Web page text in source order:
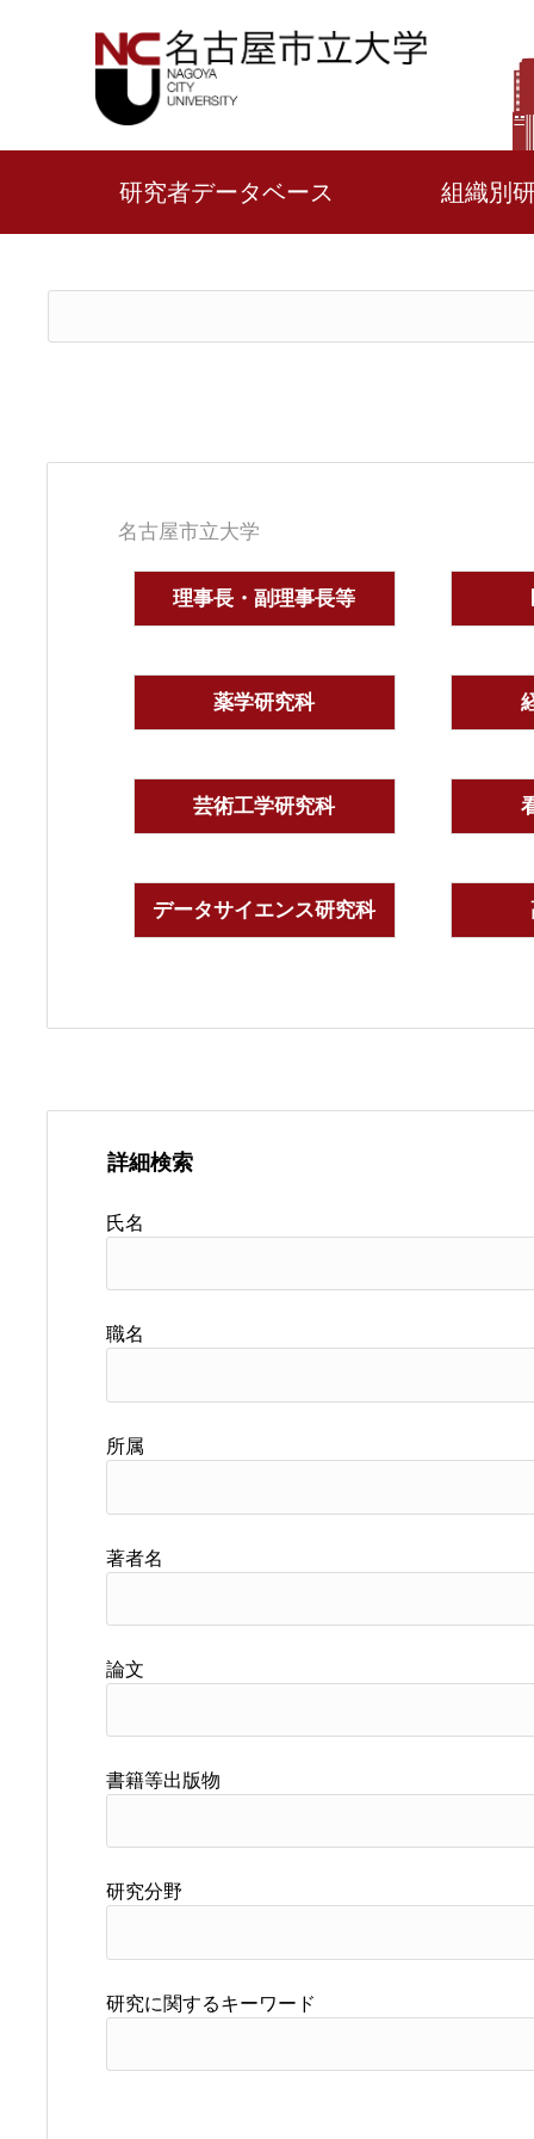
研究者データベース 組織別
名古屋市立大学
理事長・副理事長等
薬学研究科
芸術工学研究科
データサイエンス研究科
詳細検索
氏名
職名
所属
著者名
論文
書籍等出版物
研究分野
研究に関するキーワード